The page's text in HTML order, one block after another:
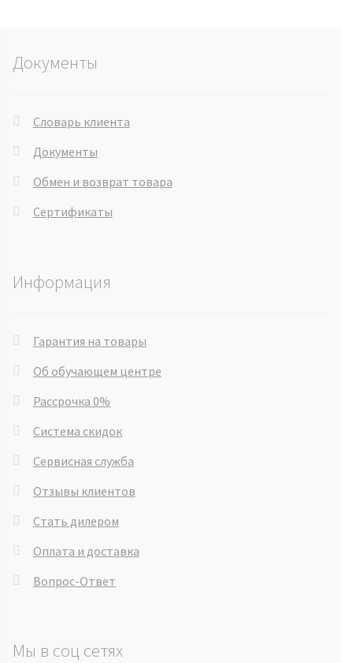
Документы
Словарь клиента
Документы
Обмен и возврат товара
Сертификаты
Информация
Гарантия на товары
Об обучающем центре
Рассрочка 0%
Система скидок
Сервисная служба
Отзывы клиентов
Стать дилером
Оплата и доставка
Вопрос-Ответ
Мы в соц сетях